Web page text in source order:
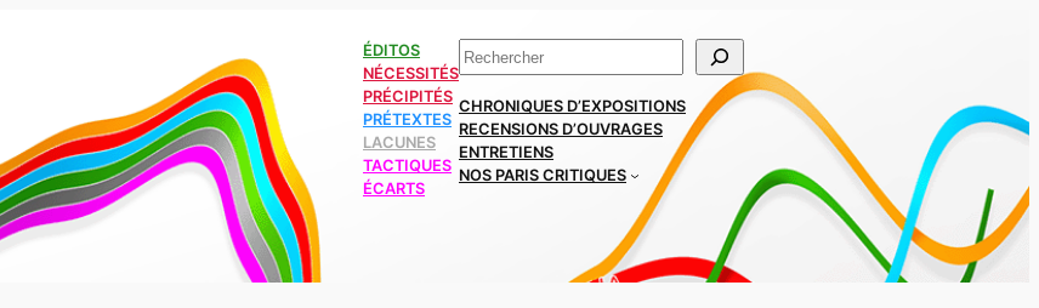
ÉDITOS
NÉCESSITÉS
PRÉCIPITÉS
PRÉTEXTES
LACUNES
TACTIQUES
ÉCARTS
Rechercher
CHRONIQUES D’EXPOSITIONS
RECENSIONS D’OUVRAGES
ENTRETIENS
NOS PARIS CRITIQUES